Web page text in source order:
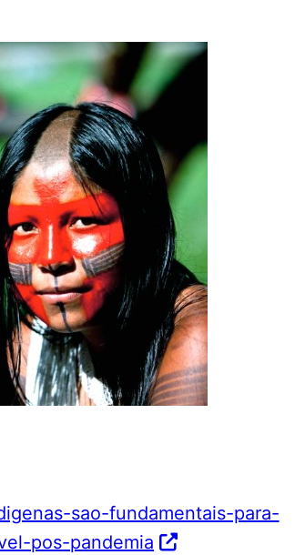
sao-fundamentais-para-
pos-pandemia